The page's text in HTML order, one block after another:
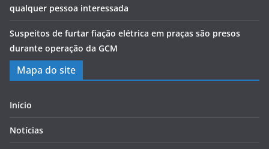
qualquer pessoa interessada
Suspeitos de furtar fiação elétrica em praças são presos
durante operação da GCM
Mapa do site
Início
Notícias